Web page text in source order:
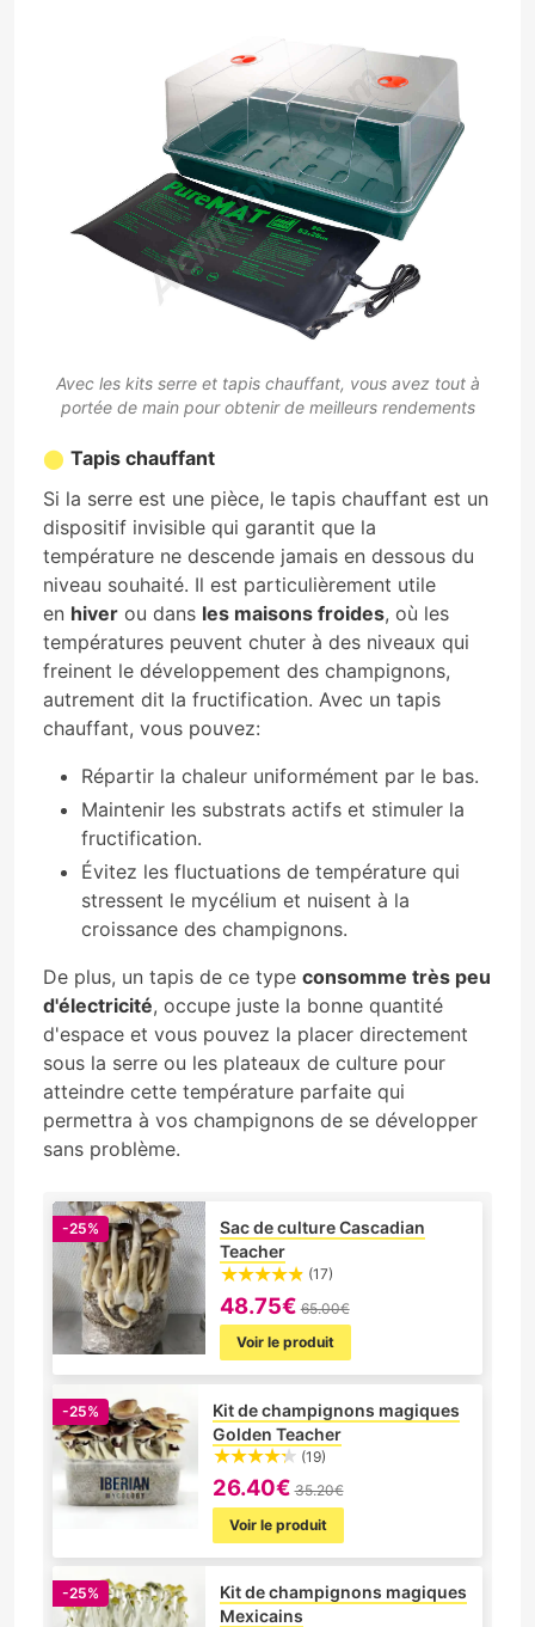
Avec les kits serre et tapis chauffant, vous avez tout à
portée de main pour obtenir de meilleurs rendements
Tapis chauffant
Si la serre est une pièce, le tapis chauffant est un
dispositif invisible qui garantit que la
température ne descende jamais en dessous du
niveau souhaité. Il est particulièrement utile
en hiver ou dans les maisons froides, où les
températures peuvent chuter à des niveaux qui
freinent le développement des champignons,
autrement dit la fructification. Avec un tapis
chauffant, vous pouvez:
Répartir la chaleur uniformément par le bas.
Maintenir les substrats actifs et stimuler la
fructification.
Évitez les fluctuations de température qui
stressent le mycélium et nuisent à la
croissance des champignons.
De plus, un tapis de ce type consomme très peu
d'électricité, occupe juste la bonne quantité
d'espace et vous pouvez la placer directement
sous la serre ou les plateaux de culture pour
atteindre cette température parfaite qui
permettra à vos champignons de se développer
sans problème.
-25%
Sac de culture Cascadian
Teacher
(17)
48.75€ 65.00€
Voir le produit
-25%
Kit de champignons magiques
Golden Teacher
(19)
26.40€ 35.20€
Voir le produit
-25%
Kit de champignons magiques
Mexicains